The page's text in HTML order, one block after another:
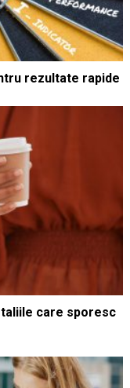
rezultate rapide
care sporesc